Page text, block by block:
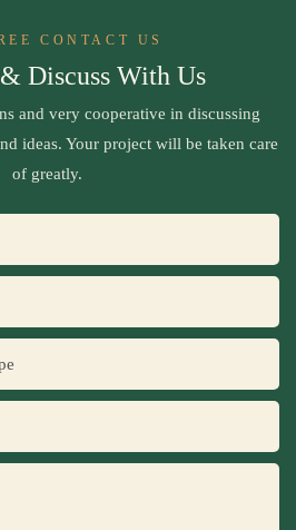
CONTACT US
Discuss With Us
and very cooperative in discussing
ideas. Your project will be taken care
of greatly.